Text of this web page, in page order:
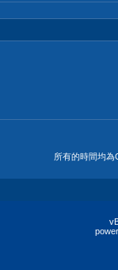
所有的時間均為